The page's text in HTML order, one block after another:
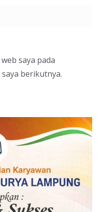
saya pada
berikutnya.